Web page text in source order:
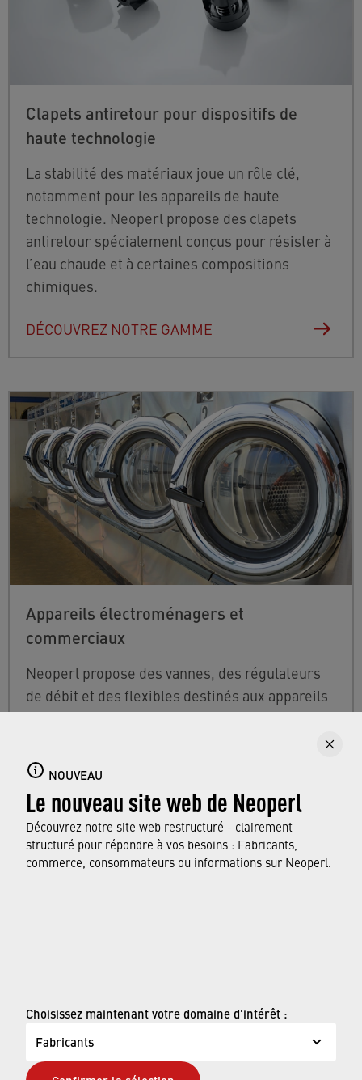
NOUVEAU
Le nouveau site web de Neoperl
Découvrez notre site web restructuré - clairement
structuré pour répondre à vos besoins : Fabricants,
commerce, consommateurs ou informations sur Neoperl.
Choisissez maintenant votre domaine d'intérêt :
Fabricants
Clapets antiretour pour dispositifs de
haute technologie
La stabilité des matériaux joue un rôle clé,
notamment pour les appareils de haute
technologie. Neoperl propose des clapets
antiretour spécialement conçus pour résister à
l’eau chaude et à certaines compositions
chimiques.
DÉCOUVREZ NOTRE GAMME
Appareils électroménagers et
commerciaux
Neoperl propose des vannes, des régulateurs
de débit et des flexibles destinés aux appareils
raccordés au système d’eau sanitaire. Ces
dispositifs fabriqués avec précision offrent des
performances optimales, même lorsque la
pression et la température varient, et
préviennent efficacement le refoulement afin
d’assurer l’approvisionnement en eau.
Mentions légales
Page de confidentialité